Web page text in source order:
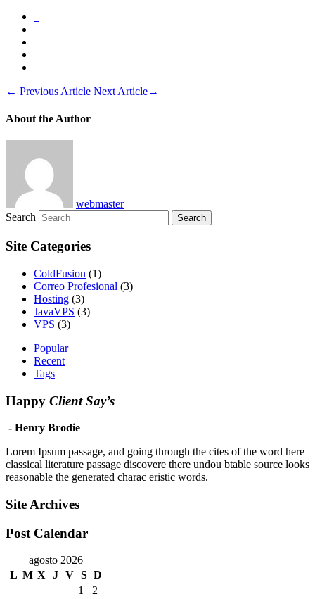
← Previous Article Next Article→
About the Author
webmaster
Search
Site Categories
ColdFusion (1)
Correo Profesional (3)
Hosting (3)
JavaVPS (3)
VPS (3)
Popular
Recent
Tags
Happy Client Say’s
- Henry Brodie
Lorem Ipsum passage, and going through the cites of the word here
classical literature passage discovere there undou btable source looks
reasonable the generated charac eristic words.
Site Archives
Post Calendar
agosto 2026
L M X J V S D
1
2